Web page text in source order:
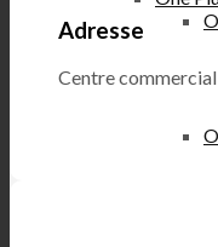
Adresse
Centre commercial